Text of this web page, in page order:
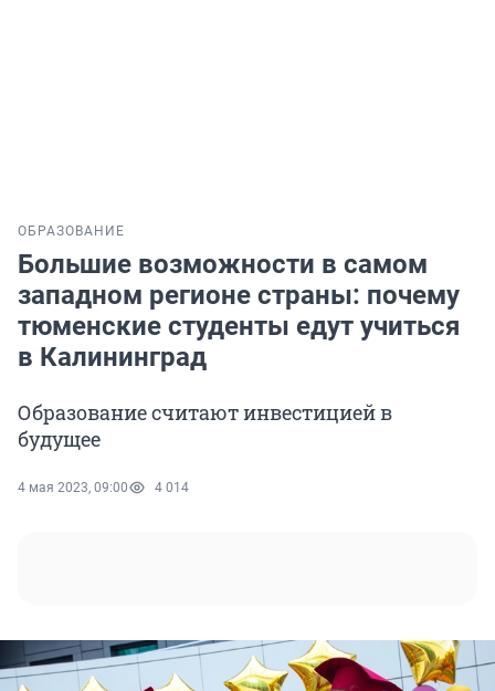
ОБРАЗОВАНИЕ
Большие возможности в самом
западном регионе страны: почему
тюменские студенты едут учиться
в Калининград
Образование считают инвестицией в
будущее
4 мая 2023, 09:00 4 014